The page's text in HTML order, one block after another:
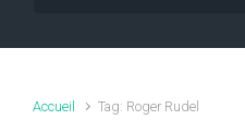
Accueil Tag: Roger Rudel